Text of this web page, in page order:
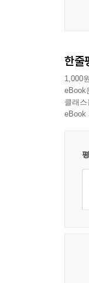
한줄
1,000
eBook
클래
eBook